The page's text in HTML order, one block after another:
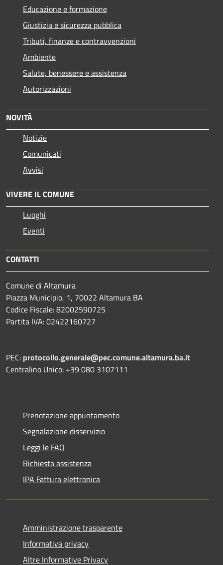
Educazione e formazione
Giustizia e sicurezza pubblica
Tributi, finanze e contravvenzioni
Ambiente
Salute, benessere e assistenza
Autorizzazioni
NOVITÀ
Notizie
Comunicati
Avvisi
VIVERE IL COMUNE
Luoghi
Eventi
CONTATTI
Comune di Altamura
Piazza Municipio, 1, 70022 Altamura BA
Codice Fiscale: 82002590725
Partita IVA: 02422160727
PEC: protocollo.generale@pec.comune.altamura.ba.it
Centralino Unico: +39 080 3107111
Prenotazione appuntamento
Segnalazione disservizio
Leggi le FAQ
Richiesta assistenza
IPA Fattura elettronica
Amministrazione trasparente
Informativa privacy
Altre Informative Privacy